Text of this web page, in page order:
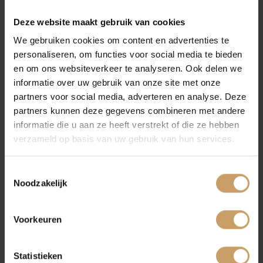
Deze website maakt gebruik van cookies
We gebruiken cookies om content en advertenties te
personaliseren, om functies voor social media te bieden
en om ons websiteverkeer te analyseren. Ook delen we
informatie over uw gebruik van onze site met onze
partners voor social media, adverteren en analyse. Deze
partners kunnen deze gegevens combineren met andere
informatie die u aan ze heeft verstrekt of die ze hebben
verzameld op basis van uw gebruik van hun services.
Noodzakelijk
Voorkeuren
Statistieken
Lees verder
Auto leasen of kopen? De voor- en nadelen
Financiering
Autoverzekeringen
Verkoop
Auto onderhoud
Over Autobedrijf De Baaij